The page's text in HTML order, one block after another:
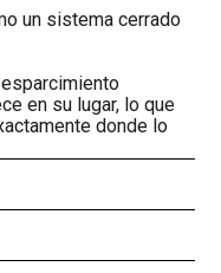
un sistema cerrado
en su lugar, lo que
donde lo